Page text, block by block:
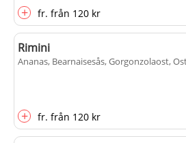
+ fr. från 120 kr
Rimini
Ananas, Bearnaisesås, Gorgonzolaost,
+ fr. från 120 kr